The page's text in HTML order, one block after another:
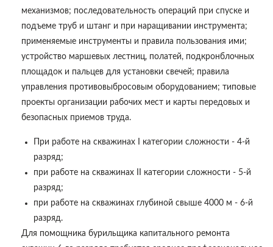
механизмов; последовательность операций при спуске и
подъеме труб и штанг и при наращивании инструмента;
применяемые инструменты и правила пользования ими;
устройство маршевых лестниц, полатей, подкронблочных
площадок и пальцев для установки свечей; правила
управления противовыбросовым оборудованием; типовые
проекты организации рабочих мест и карты передовых и
безопасных приемов труда.
При работе на скважинах I категории сложности - 4-й
разряд;
при работе на скважинах II категории сложности - 5-й
разряд;
при работе на скважинах глубиной свыше 4000 м - 6-й
разряд.
Для помощника бурильщика капитального ремонта